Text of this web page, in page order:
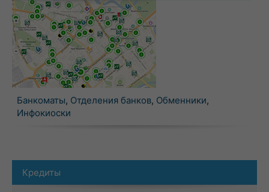
Банкоматы, Отделения банков, Обменники,
Инфокиоски
Кредиты